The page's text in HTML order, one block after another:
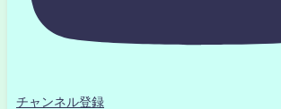
チャンネル登録